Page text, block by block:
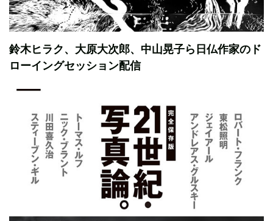
鈴木ヒラク、大原大次郎、中山晃子ら日仏作家のド
ローイングセッション配信